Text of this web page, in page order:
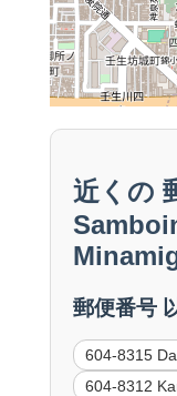
近くの
郵便番号
604-8315
604-8312